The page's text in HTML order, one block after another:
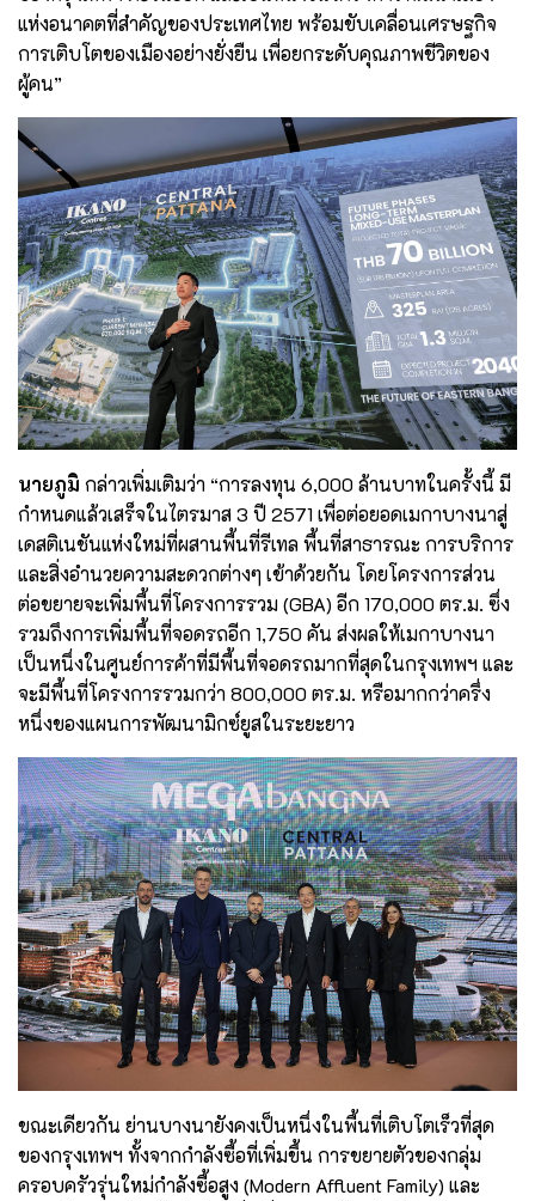
แห่งอนาคตที่สำคัญของประเทศไทย พร้อมขับเคลื่อนเศรษฐกิจ
การเติบโตของเมืองอย่างยั่งยืน เพื่อยกระดับคุณภาพชีวิตของ
ผู้คน”
นายภูมิ กล่าวเพิ่มเติมว่า “การลงทุน 6,000 ล้านบาทในครั้งนี้ มี
กำหนดแล้วเสร็จในไตรมาส 3 ปี 2571 เพื่อต่อยอดเมกาบางนาสู่
เดสติเนชันแห่งใหม่ที่ผสานพื้นที่รีเทล พื้นที่สาธารณะ การบริการ
และสิ่งอำนวยความสะดวกต่างๆ เข้าด้วยกัน โดยโครงการส่วน
ต่อขยายจะเพิ่มพื้นที่โครงการรวม (GBA) อีก 170,000 ตร.ม. ซึ่ง
รวมถึงการเพิ่มพื้นที่จอดรถอีก 1,750 คัน ส่งผลให้เมกาบางนา
เป็นหนึ่งในศูนย์การค้าที่มีพื้นที่จอดรถมากที่สุดในกรุงเทพฯ และ
จะมีพื้นที่โครงการรวมกว่า 800,000 ตร.ม. หรือมากกว่าครึ่ง
หนึ่งของแผนการพัฒนามิกซ์ยูสในระยะยาว
ขณะเดียวกัน ย่านบางนายังคงเป็นหนึ่งในพื้นที่เติบโตเร็วที่สุด
ของกรุงเทพฯ ทั้งจากกำลังซื้อที่เพิ่มขึ้น การขยายตัวของกลุ่ม
ครอบครัวรุ่นใหม่กำลังซื้อสูง (Modern Affluent Family) และ